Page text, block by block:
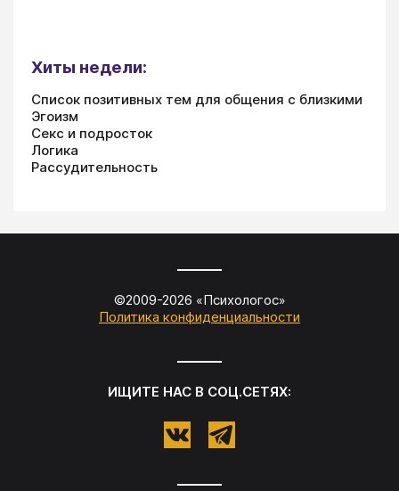
Хиты недели:
Список позитивных тем для общения с близкими
Эгоизм
Секс и подросток
Логика
Рассудительность
©2009-2026 «Психологос»
Политика конфиденциальности
ИЩИТЕ НАС В СОЦ.СЕТЯХ: